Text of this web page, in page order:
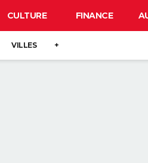
CULTURE FINANCE
VILLES +